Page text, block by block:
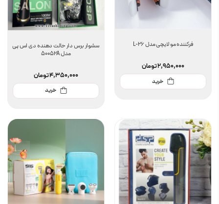
فرکننده مو لایچی مدل L-26
2,950,000تومان
خرید
سشوار برس دار حالت دهنده دی اس پی
مدل 50052A
4,350,000تومان
خرید